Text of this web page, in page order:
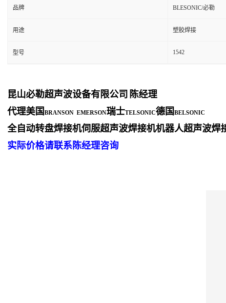
品牌 BLESONIC/必勒
用途 塑胶焊接
型号 1542
昆山必勒超声波设备有限公司 陈经理
代理美国 BRANSON EMERSON瑞士TELSONIC德国 BELSONIC
全自动转盘焊接机伺服超声波焊接机机器人超声波焊
实际价格请联系陈经理咨询